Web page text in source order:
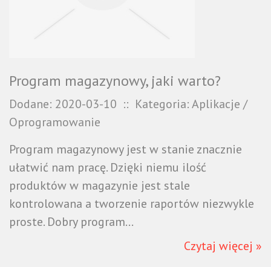
Program magazynowy, jaki warto?
Dodane: 2020-03-10 :: Kategoria: Aplikacje /
Oprogramowanie
Program magazynowy jest w stanie znacznie
ułatwić nam pracę. Dzięki niemu ilość
produktów w magazynie jest stale
kontrolowana a tworzenie raportów niezwykle
proste. Dobry program...
Czytaj więcej »